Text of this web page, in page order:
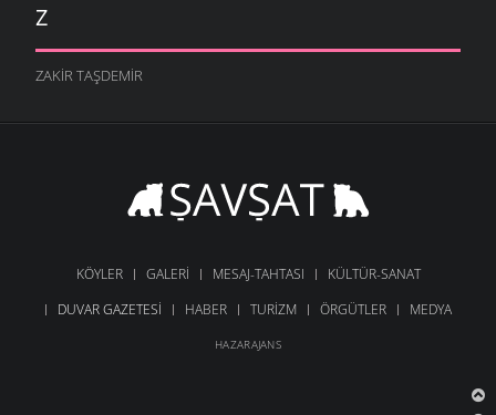
Z
ZAKIR TAŞDEMIR
KÖYLER GALERI MESAJ-TAHTASI
KÜLTÜR-SANAT
DUVAR GAZETESI
HABER TURIZM ÖRGÜTLER MEDYA
HAZARAJANS